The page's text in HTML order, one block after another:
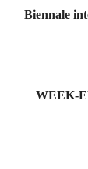
Biennale
WEEK-